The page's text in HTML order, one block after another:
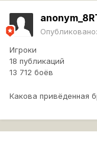
Опубликовано:
Игроки
18 публикаций
13 712 боёв
Какова привёденная